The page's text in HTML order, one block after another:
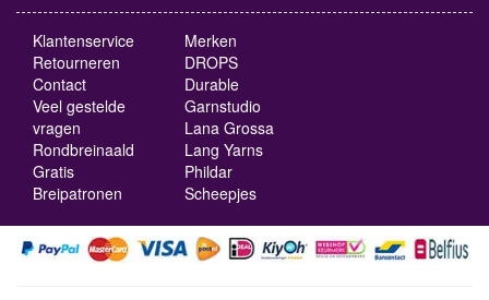
Klantenservice
Retourneren
Contact
Veel gestelde
vragen
Rondbreinaald
Gratis
Breipatronen
Merken
DROPS
Durable
Garnstudio
Lana Grossa
Lang Yarns
Phildar
Scheepjes